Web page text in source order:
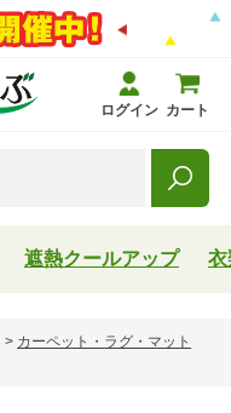
ログイン カート
遮熱クールアップ 衣
> カーペット・ラグ・マット